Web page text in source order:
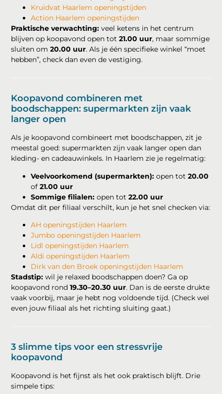
Kruidvat Haarlem openingstijden
Action Haarlem openingstijden
Praktische verwachting: veel ketens in het centrum
blijven op koopavond open tot21.00 uur, maar sommige
sluiten om20.00 uur. Als je één specifieke winkel “moet
hebben”, check dan even de vestiging.
Koopavond combineren met
boodschappen: supermarkten zijn vaak
langer open
Als je koopavond combineert met boodschappen, zit je
meestal goed: supermarkten zijn vaak langer open dan
kleding- en cadeauwinkels. In Haarlem zie je regelmatig:
Veelvoorkomend (supermarkten): open tot20.00
of21.00 uur
Sommige filialen: open tot22.00 uur
Omdat dit per filiaal verschilt, kun je het snel checken via:
AH openingstijden Haarlem
Jumbo openingstijden Haarlem
Lidl openingstijden Haarlem
Aldi openingstijden Haarlem
Dirk van den Broek openingstijden Haarlem
Stadstip: wil je relaxed boodschappen doen? Ga op
koopavond rond19.30–20.30 uur. Dan is de eerste drukte
vaak voorbij, maar je hebt nog voldoende tijd. (Check wel
even jouw filiaal als het richting sluiting gaat.)
3 slimme tips voor een stressvrije
koopavond
Koopavond is het fijnst als het ook praktisch blijft. Drie
simpele tips: